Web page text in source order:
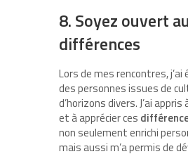
8. Soyez ouvert
différences
Lors de mes rencontres,
des personnes issues de
d’horizons divers. J’ai
et à apprécier ces
non seulement enrichi
mais aussi m’a permis de